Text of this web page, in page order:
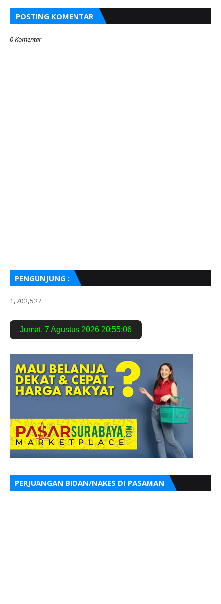
POSTING KOMENTAR
0 Komentar
PENGUNJUNG :
1,702,527
Jumat, 7 Agustus 2026 20:55:06
PERJUANGAN BIDAN/NAKES DI PASAMAN